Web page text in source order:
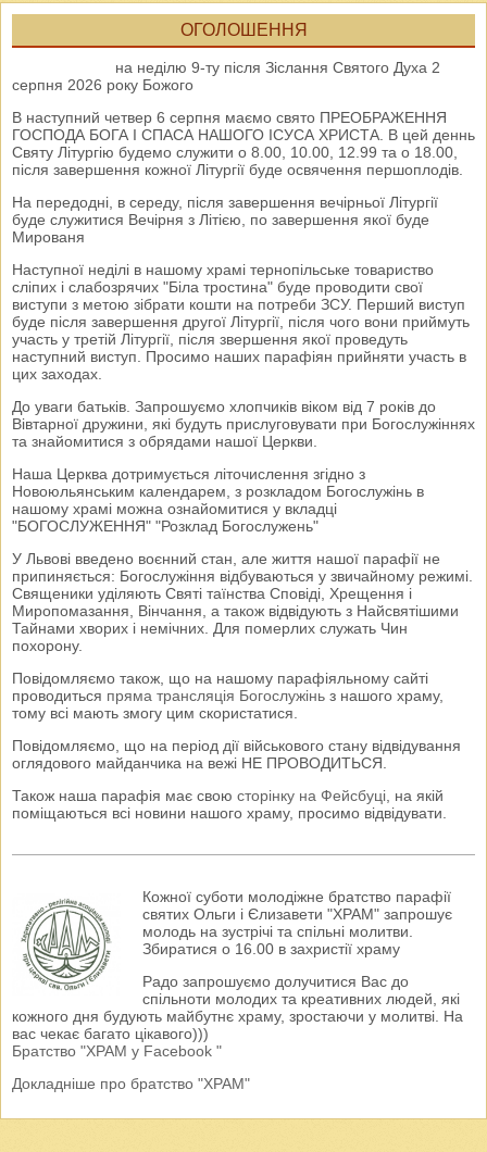
ОГОЛОШЕННЯ
на неділю 9-ту після Зіслання Святого Духа 2
серпня 2026 року Божого
В наступний четвер 6 серпня маємо свято ПРЕОБРАЖЕННЯ
ГОСПОДА БОГА І СПАСА НАШОГО ІСУСА ХРИСТА. В цей деннь
Святу Літургію будемо служити о 8.00, 10.00, 12.99 та о 18.00,
після завершення кожної Літургії буде освячення першоплодів.
На передодні, в середу, після завершення вечірньої Літургії
буде служитися Вечірня з Літією, по завершення якої буде
Мированя
Наступної неділі в нашому храмі тернопільське товариство
сліпих і слабозрячих "Біла тростина" буде проводити свої
виступи з метою зібрати кошти на потреби ЗСУ. Перший виступ
буде після завершення другої Літургії, після чого вони приймуть
участь у третій Літургії, після звершення якої проведуть
наступний виступ. Просимо наших парафіян прийняти участь в
цих заходах.
До уваги батьків. Запрошуємо хлопчиків віком від 7 років до
Вівтарної дружини, які будуть прислуговувати при Богослужіннях
та знайомитися з обрядами нашої Церкви.
Наша Церква дотримується літочислення згідно з
Новоюльянським календарем, з розкладом Богослужінь в
нашому храмі можна ознайомитися у вкладці
"БОГОСЛУЖЕННЯ" "Розклад Богослужень"
У Львові введено воєнний стан, але життя нашої парафії не
припиняється: Богослужіння відбуваються у звичайному режимі.
Священики уділяють Святі таїнства Сповіді, Хрещення і
Миропомазання, Вінчання, а також відвідують з Найсвятішими
Тайнами хворих і немічних. Для померлих служать Чин
похорону.
Повідомляємо також, що на нашому парафіяльному сайті
проводиться пряма трансляція Богослужінь з нашого храму,
тому всі мають змогу цим скористатися.
Повідомляємо, що на період дії військового стану відвідування
оглядового майданчика на вежі НЕ ПРОВОДИТЬСЯ.
Також наша парафія має свою сторінку на Фейсбуці, на якій
поміщаються всі новини нашого храму, просимо відвідувати.
Кожної суботи молодіжне братство парафії
святих Ольги і Єлизавети "ХРАМ" запрошує
молодь на зустрічі та спільні молитви.
Збиратися о 16.00 в захристії храму
Радо запрошуємо долучитися Вас до
спільноти молодих та креативних людей, які
кожного дня будують майбутнє храму, зростаючи у молитві. На
вас чекає багато цікавого)))
Братство "ХРАМ у Facebook "
Докладніше про братство "ХРАМ"